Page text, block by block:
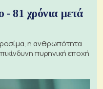
- 81 χρόνια μετά
η ανθρωπότητα
πυρηνική εποχή